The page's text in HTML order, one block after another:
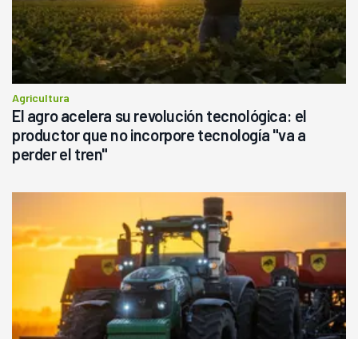
Agricultura
El agro acelera su revolución tecnológica: el
productor que no incorpore tecnología "va a
perder el tren"